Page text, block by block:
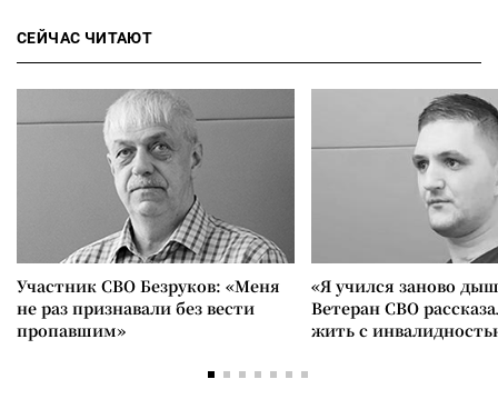
СЕЙЧАС ЧИТАЮТ
Участник СВО Безруков: «Меня
не раз признавали без вести
пропавшим»
«Я учился заново
Ветеран СВО
жить с